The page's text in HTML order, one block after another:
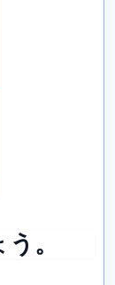
。